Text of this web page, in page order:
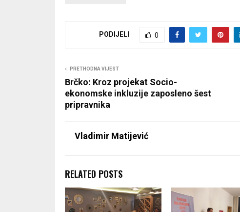
PODIJELI 0
PRETHODNA VIJEST
Brčko: Kroz projekat Socio-
ekonomske inkluzije zaposleno šest
pripravnika
Vladimir Matijević
RELATED POSTS